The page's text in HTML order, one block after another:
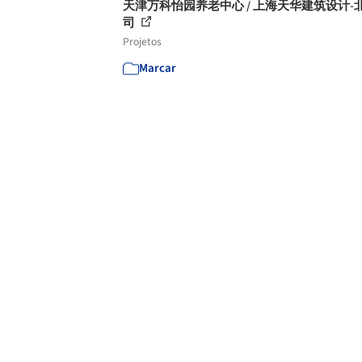
天津万科怡园养老中心 / 上海天华建筑设计-
司
Projetos
Marcar